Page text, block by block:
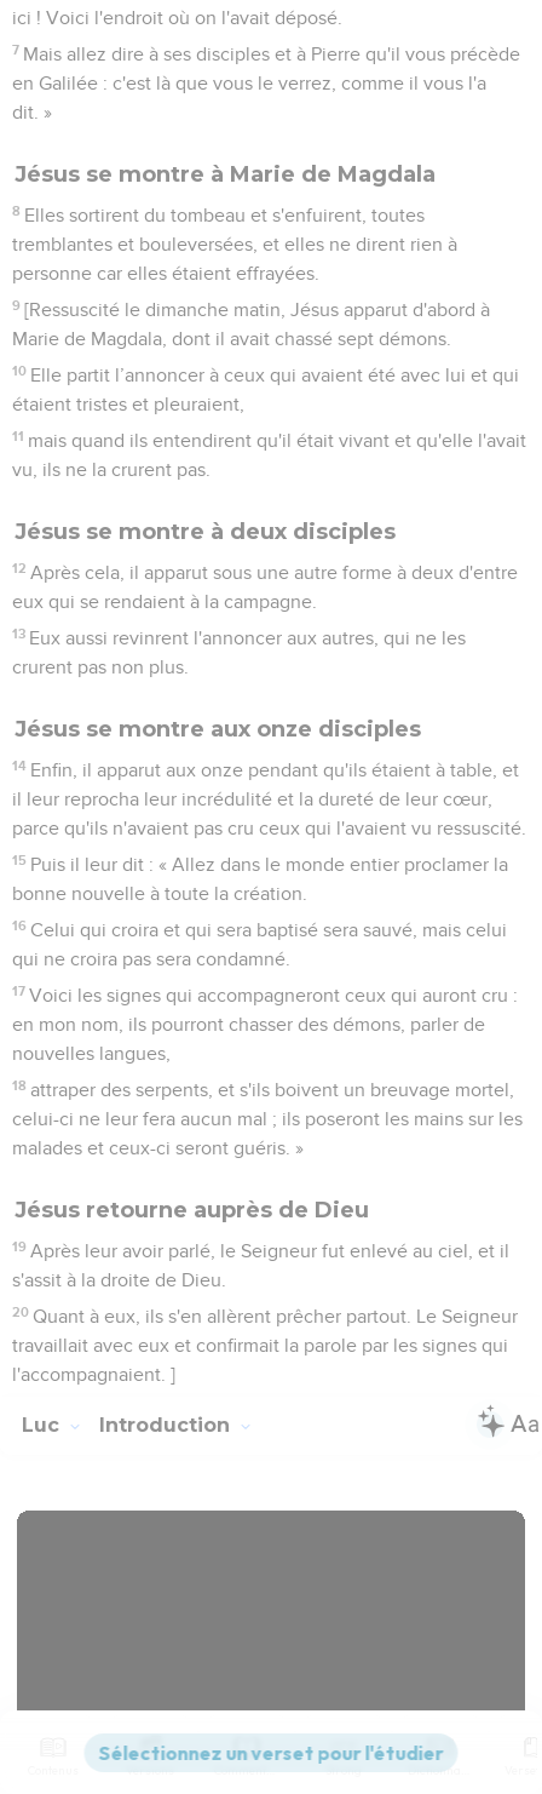
ici ! Voici l'endroit où on l'avait déposé.
7 Mais allez dire à ses disciples et à Pierre qu'il vous précède
en Galilée : c'est là que vous le verrez, comme il vous l'a
dit. »
Jésus se montre à Marie de Magdala
8 Elles sortirent du tombeau et s'enfuirent, toutes
tremblantes et bouleversées, et elles ne dirent rien à
personne car elles étaient effrayées.
9 [Ressuscité le dimanche matin, Jésus apparut d'abord à
Marie de Magdala, dont il avait chassé sept démons.
10 Elle partit l’annoncer à ceux qui avaient été avec lui et qui
étaient tristes et pleuraient,
11 mais quand ils entendirent qu'il était vivant et qu'elle l'avait
vu, ils ne la crurent pas.
Jésus se montre à deux disciples
12 Après cela, il apparut sous une autre forme à deux d'entre
eux qui se rendaient à la campagne.
13 Eux aussi revinrent l'annoncer aux autres, qui ne les
crurent pas non plus.
Jésus se montre aux onze disciples
14 Enfin, il apparut aux onze pendant qu'ils étaient à table, et
il leur reprocha leur incrédulité et la dureté de leur cœur,
parce qu'ils n'avaient pas cru ceux qui l'avaient vu ressuscité.
15 Puis il leur dit : « Allez dans le monde entier proclamer la
bonne nouvelle à toute la création.
16 Celui qui croira et qui sera baptisé sera sauvé, mais celui
qui ne croira pas sera condamné.
17 Voici les signes qui accompagneront ceux qui auront cru :
en mon nom, ils pourront chasser des démons, parler de
nouvelles langues,
18 attraper des serpents, et s'ils boivent un breuvage mortel,
celui-ci ne leur fera aucun mal ; ils poseront les mains sur les
malades et ceux-ci seront guéris. »
Jésus retourne auprès de Dieu
19 Après leur avoir parlé, le Seigneur fut enlevé au ciel, et il
s'assit à la droite de Dieu.
20 Quant à eux, ils s'en allèrent prêcher partout. Le Seigneur
travaillait avec eux et confirmait la parole par les signes qui
l'accompagnaient. ]
Luc Introduction
Versions Commentaires Strong